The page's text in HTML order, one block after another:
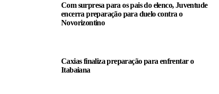
Com surpresa para os pais do elenco, Juventude
encerra preparação para duelo contra o
Novorizontino
Caxias finaliza preparação para enfrentar o
Itabaiana